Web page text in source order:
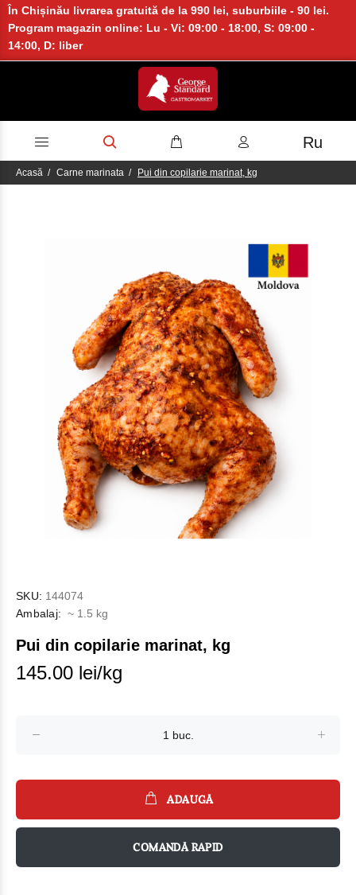
În Chișinău livrarea gratuită de la 990 lei, suburbiile - 90 lei.
Program magazin online: Lu - Vi: 09:00 - 18:00, S: 09:00 -
14:00, D: liber
Ru
Acasă Carne marinata Pui din copilarie marinat, kg
SKU: 144074
Ambalaj: ~ 1.5 kg
Pui din copilarie marinat, kg
145.00 lei/kg
ADAUGĂ
COMANDĂ RAPID